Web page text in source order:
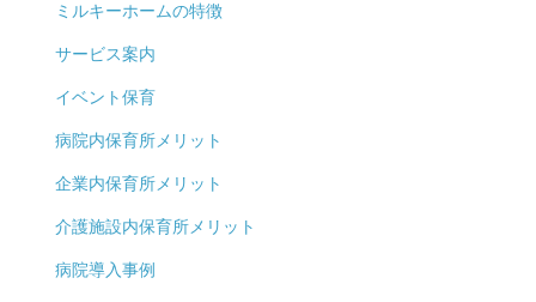
ミルキーホームの特徴
サービス案内
イベント保育
病院内保育所メリット
企業内保育所メリット
介護施設内保育所メリット
病院導入事例